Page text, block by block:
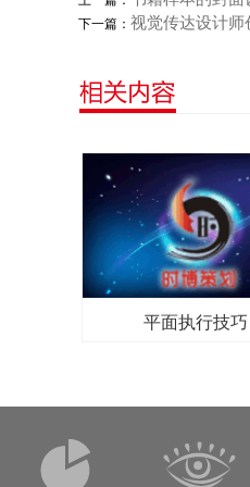
下一篇： 视觉传达设计师
平面执行技巧